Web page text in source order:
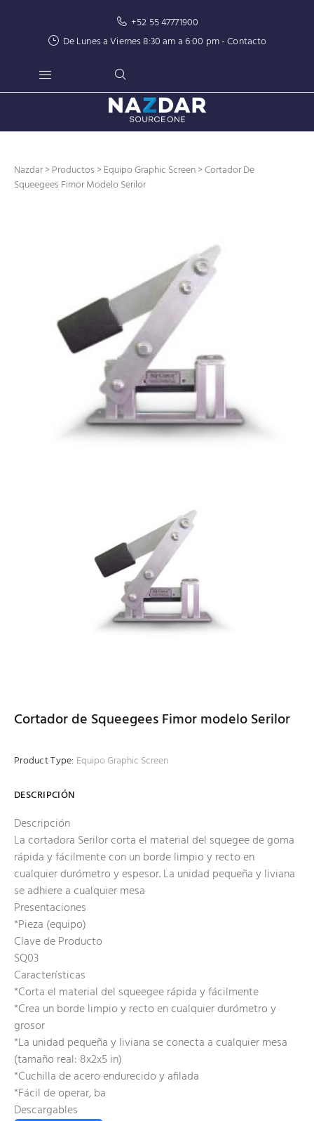
+52 55 47771900
De Lunes a Viernes 8:30 am a 6:00 pm -Contacto
Nazdar>Productos>Equipo Graphic Screen> Cortador De
Squeegees Fimor Modelo Serilor
Cortador de Squeegees Fimor modelo Serilor
Product Type: Equipo Graphic Screen
DESCRIPCIÓN
Descripción
La cortadora Serilor corta el material del squegee de goma
rápida y fácilmente con un borde limpio y recto en
cualquier durómetro y espesor. La unidad pequeña y liviana
se adhiere a cualquier mesa
Presentaciones
*Pieza (equipo)
Clave de Producto
SQ03
Características
*Corta el material del squeegee rápida y fácilmente
*Crea un borde limpio y recto en cualquier durómetro y
grosor
*La unidad pequeña y liviana se conecta a cualquier mesa
(tamaño real: 8x2x5 in)
*Cuchilla de acero endurecido y afilada
*Fácil de operar, ba
Descargables